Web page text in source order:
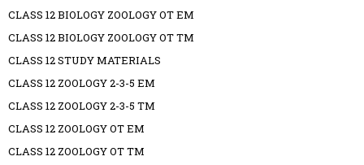
CLASS 12 BIOLOGY ZOOLOGY OT EM
CLASS 12 BIOLOGY ZOOLOGY OT TM
CLASS 12 STUDY MATERIALS
CLASS 12 ZOOLOGY 2-3-5 EM
CLASS 12 ZOOLOGY 2-3-5 TM
CLASS 12 ZOOLOGY OT EM
CLASS 12 ZOOLOGY OT TM